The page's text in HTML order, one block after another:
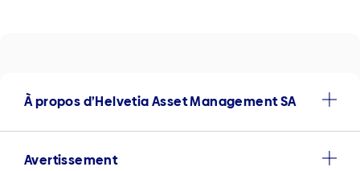
À propos d’Helvetia Asset Management SA
Avertissement